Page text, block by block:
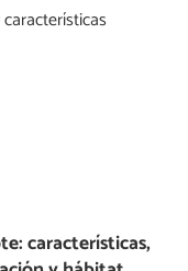
características,